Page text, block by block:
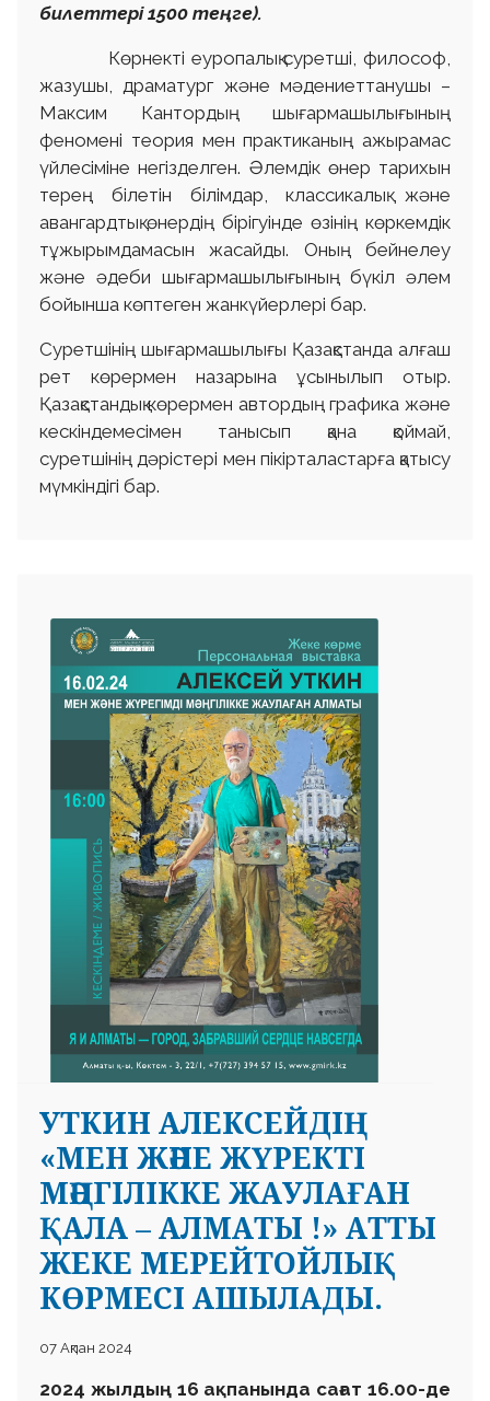
билеттері 1500 теңге).
Көрнекті еуропалық суретші, философ,
жазушы, драматург және мәдениеттанушы –
Максим Кантордың шығармашылығының
феномені теория мен практиканың ажырамас
үйлесіміне негізделген. Әлемдік өнер тарихын
терең білетін білімдар, классикалық және
авангардтық өнердің бірігуінде өзінің көркемдік
тұжырымдамасын жасайды. Оның бейнелеу
және әдеби шығармашылығының бүкіл әлем
бойынша көптеген жанкүйерлері бар.
Суретшінің шығармашылығы Қазақстанда алғаш
рет көрермен назарына ұсынылып отыр.
Қазақстандық көрермен автордың графика және
кескіндемесімен танысып қана қоймай,
суретшінің дәрістері мен пікірталастарға қатысу
мүмкіндігі бар.
УТКИН АЛЕКСЕЙДІҢ
«МЕН ЖӘНЕ ЖҮРЕКТІ
МӘҢГІЛІККЕ ЖАУЛАҒАН
ҚАЛА – АЛМАТЫ !» АТТЫ
ЖЕКЕ МЕРЕЙТОЙЛЫҚ
КӨРМЕСІ АШЫЛАДЫ.
07 Ақпан 2024
2024 жылдың 16 ақпанында сағат 16.00-де